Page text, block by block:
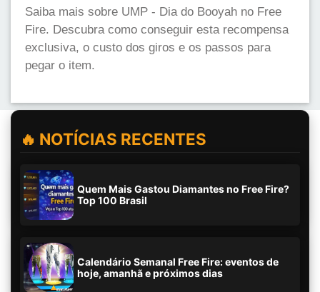
Saiba mais sobre UMP - Dia do Booyah no Free
Fire. Descubra como conseguir esta recompensa
exclusiva, o custo dos giros e os passos para
pegar o item.
🔥 NOTÍCIAS RECENTES
Quem Mais Gastou Diamantes no Free Fire?
Top 100 Brasil
Calendário Semanal Free Fire: eventos de
hoje, amanhã e próximos dias